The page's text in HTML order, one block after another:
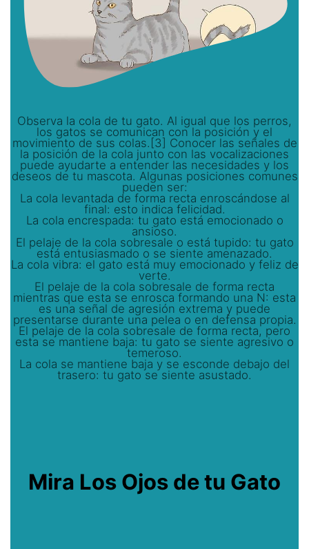
Observa la cola de tu gato. Al igual que los perros,
los gatos se comunican con la posición y el
movimiento de sus colas.[3] Conocer las señales de
la posición de la cola junto con las vocalizaciones
puede ayudarte a entender las necesidades y los
deseos de tu mascota. Algunas posiciones comunes
pueden ser:
La cola levantada de forma recta enroscándose al
final: esto indica felicidad.
La cola encrespada: tu gato está emocionado o
ansioso.
El pelaje de la cola sobresale o está tupido: tu gato
está entusiasmado o se siente amenazado.
La cola vibra: el gato está muy emocionado y feliz de
verte.
El pelaje de la cola sobresale de forma recta
mientras que esta se enrosca formando una N: esta
es una señal de agresión extrema y puede
presentarse durante una pelea o en defensa propia.
El pelaje de la cola sobresale de forma recta, pero
esta se mantiene baja: tu gato se siente agresivo o
temeroso.
La cola se mantiene baja y se esconde debajo del
trasero: tu gato se siente asustado.
Mira Los Ojos de tu Gato